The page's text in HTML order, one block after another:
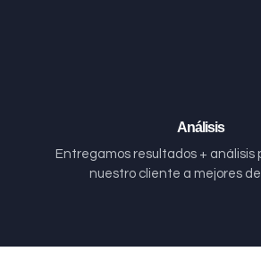
Análisis
Entregamos resultados + análisis
nuestro cliente a mejores